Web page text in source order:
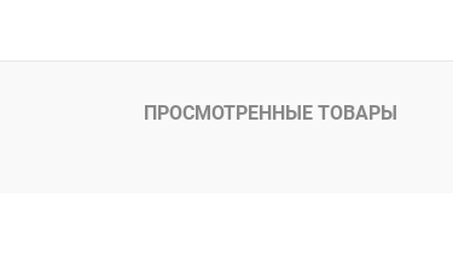
К сравнению
Под заказ
ПРОСМОТРЕННЫЕ ТОВАРЫ